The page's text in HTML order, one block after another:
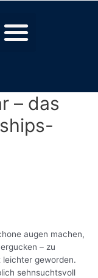
– das
augen machen,
– zu
geworden.
sehnsuchtsvoll